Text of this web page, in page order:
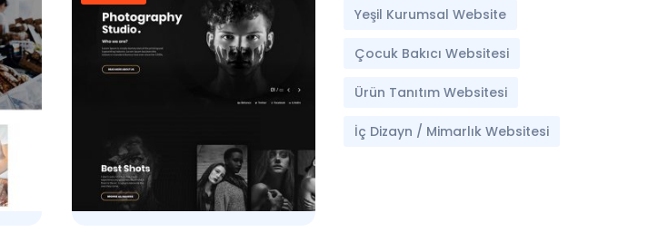
Yeşil Kurumsal Website
Çocuk Bakıcı Websitesi
Ürün Tanıtım Websitesi
İç Dizayn / Mimarlık Websitesi